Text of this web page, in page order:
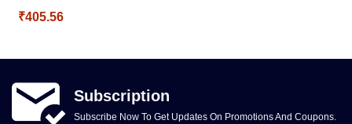
₹405.56
Subscription
Subscribe Now To Get Updates On Promotions And Coupons.